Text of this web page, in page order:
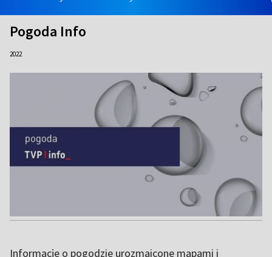
Pogoda Info
2022
Informacje o pogodzie urozmaicone mapami i